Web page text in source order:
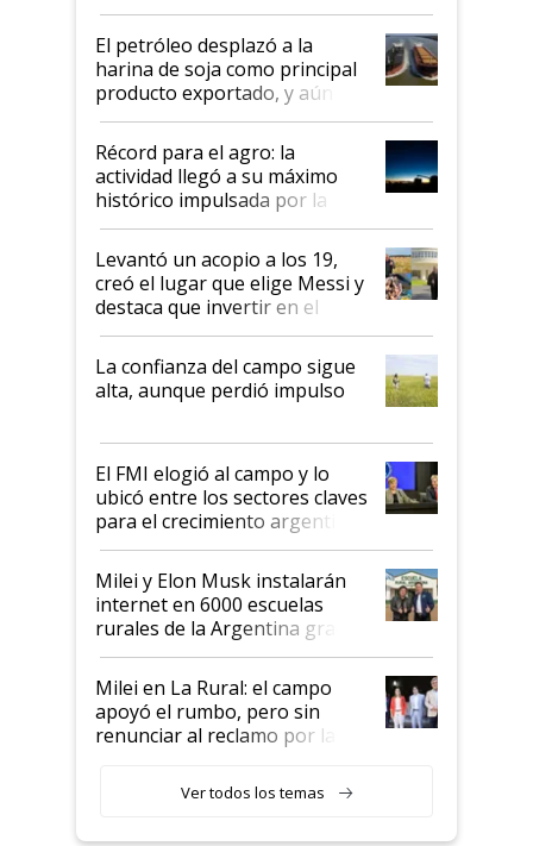
El petróleo desplazó a la
harina de soja como principal
producto exportado, y aún así
el agro aportó casi seis de cada
diez dólares y sostuvo el
liderazgo en un semestre
récord
Récord para el agro: la
actividad llegó a su máximo
histórico impulsada por la
cosecha y las exportaciones
Levantó un acopio a los 19,
creó el lugar que elige Messi y
destaca que invertir en el
kirchnerismo era como "darle
plata a un hijo para droga":
Juan Félix Rossetti, el libertario
que de una dura crisis salió
de Milei
La confianza del campo sigue
alta, aunque perdió impulso
El FMI elogió al campo y lo
ubicó entre los sectores claves
para el crecimiento argentino
Milei y Elon Musk instalarán
internet en 6000 escuelas
rurales de la Argentina gracias
a un acuerdo con Starlink
Milei en La Rural: el campo
apoyó el rumbo, pero sin
renunciar al reclamo por las
Ver todos los temas